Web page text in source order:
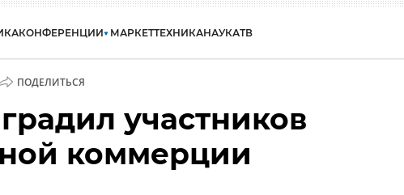
КОНФЕРЕНЦИИ МАРКЕТТЕХНИКАНАУКАТВ
ПОДЕЛИТЬСЯ
участников
коммерции